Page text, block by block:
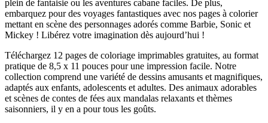
plein de fantaisie ou les aventures cabane faciles. De plus,
embarquez pour des voyages fantastiques avec nos pages à colorier
mettant en scène des personnages adorés comme Barbie, Sonic et
Mickey ! Libérez votre imagination dès aujourd’hui !
Téléchargez 12 pages de coloriage imprimables gratuites, au format
pratique de 8,5 x 11 pouces pour une impression facile. Notre
collection comprend une variété de dessins amusants et magnifiques,
adaptés aux enfants, adolescents et adultes. Des animaux adorables
et scènes de contes de fées aux mandalas relaxants et thèmes
saisonniers, il y en a pour tous les goûts.